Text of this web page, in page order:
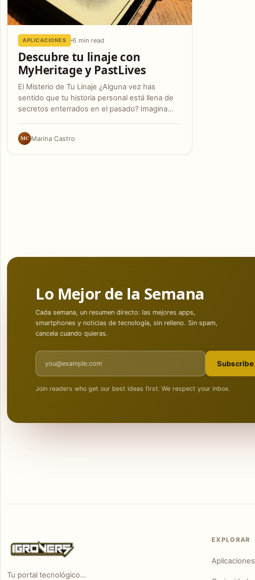
APLICACIONES 6 min read
Descubre tu linaje con
MyHeritage y PastLives
El Misterio de Tu Linaje ¿Alguna vez has
sentido que tu historia personal está llena de
secretos enterrados en el pasado? Imagina…
MC Marina Castro
Lo Mejor de la Semana
Cada semana, un resumen directo: las mejores apps,
smartphones y noticias de tecnología, sin relleno. Sin spam,
cancela cuando quieras.
Email address
Subscribe
Join readers who get our best ideas first. We respect your inbox.
Tu portal tecnológico...
EXPLORAR
Aplicaciones